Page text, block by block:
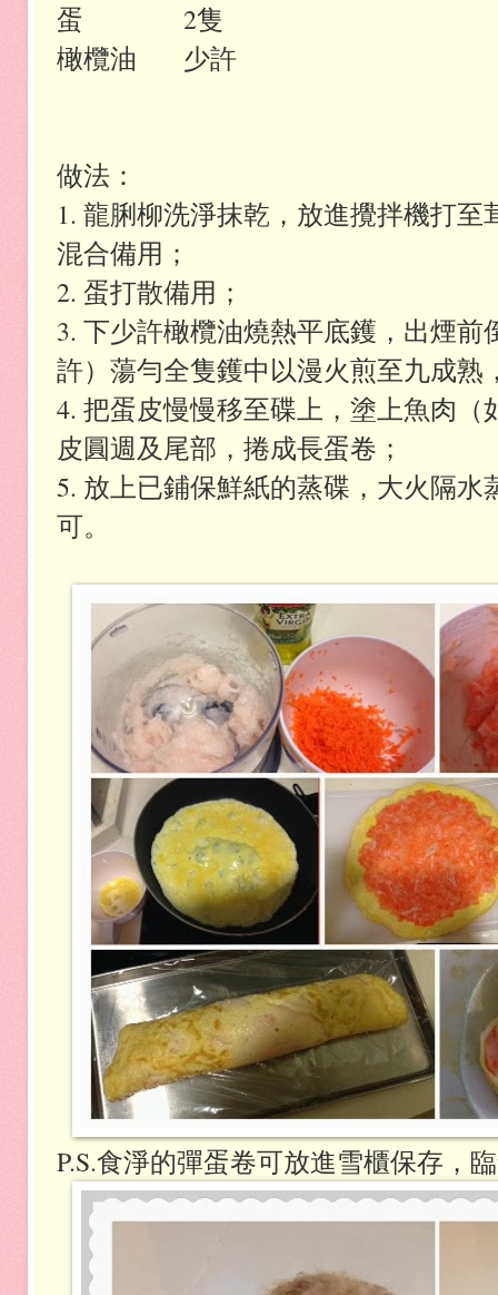
蛋 2隻
橄欖油 少許
做法：
1. 龍脷柳洗淨抹乾，放進攪拌機打
混合備用；
2. 蛋打散備用；
3. 下少許橄欖油燒熱平底鑊，出煙
許）蕩勻全隻鑊中以漫火煎至九成熟
4. 把蛋皮慢慢移至碟上，塗上魚肉
皮圓週及尾部，捲成長蛋卷；
5. 放上已鋪保鮮紙的蒸碟，大火隔水
可。
P.S.食淨的彈蛋卷可放進雪櫃保存，